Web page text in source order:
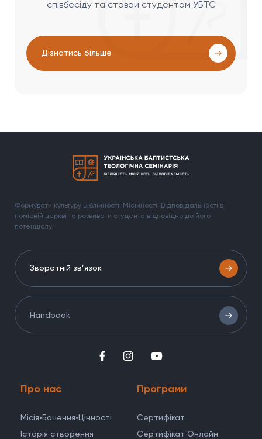
співбесіду та ставай студентом УБТС
Дізнатись більше
Формувати культуру Біблійності, Місійності, Відповідальності в
помісній церкві та розвивати студента відповідно до його
потенціалу.
Зворотній зв’язок
Handbook
Про нас
Місія•Бачення•Цінності
Історія створення
Програми
Cертифікат
Сертифікат Онлайн